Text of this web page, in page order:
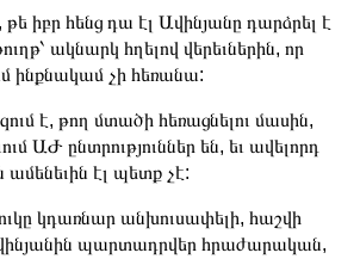
թե իբր հենց դա էլ Ավինյանը դարձրել է
ակնարկ հղելով վերեւներին, որ
ինքնակամ չի հեռանա:
է, թող մտածի հեռացնելու մասին,
ԱԺ ընտրություններ են, եւ ավելորդ
էլ պետք չէ:
կդառնար անխուսափելի, հաշվի
պարտադրվեր հրաժարական,